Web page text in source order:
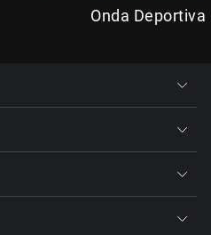
Onda Deportiva